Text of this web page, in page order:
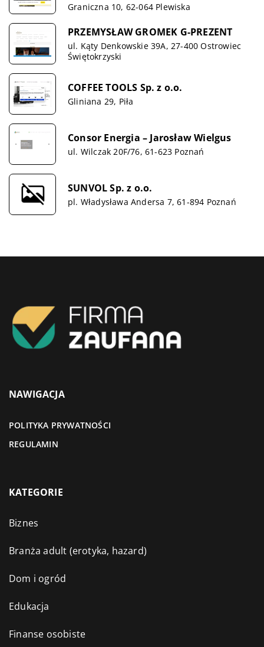
Graniczna 10, 62-064 Plewiska
PRZEMYSŁAW GROMEK G-PREZENT
ul. Kąty Denkowskie 39A, 27-400 Ostrowiec
Świętokrzyski
COFFEE TOOLS Sp. z o.o.
Gliniana 29, Piła
Consor Energia – Jarosław Wielgus
ul. Wilczak 20F/76, 61-623 Poznań
SUNVOL Sp. z o.o.
pl. Władysława Andersa 7, 61-894 Poznań
NAWIGACJA
POLITYKA PRYWATNOŚCI
REGULAMIN
KATEGORIE
Biznes
Branża adult (erotyka, hazard)
Dom i ogród
Edukacja
Finanse osobiste